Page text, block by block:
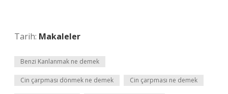
Tarih: Makaleler
Benzi Kanlanmak ne demek
Cin çarpması dönmek ne demek Cin çarpması ne demek